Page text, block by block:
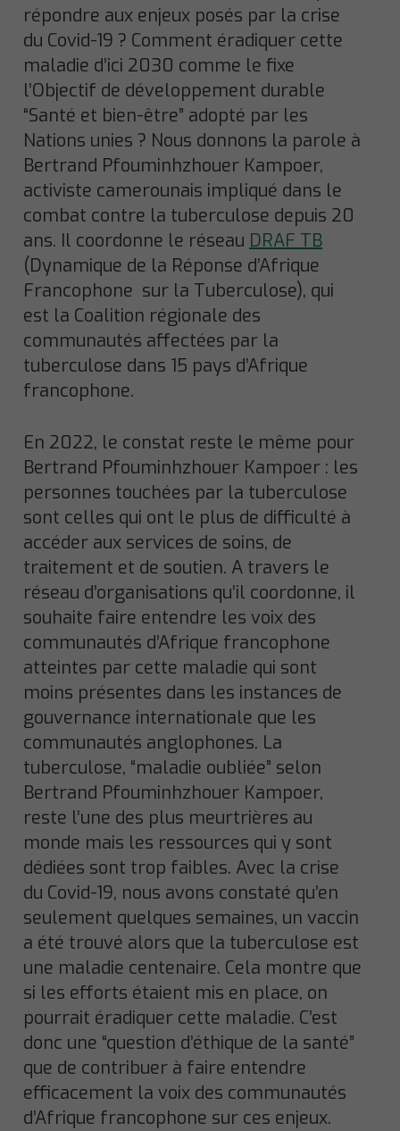
répondre aux enjeux posés par la crise
du Covid-19 ? Comment éradiquer cette
maladie d’ici 2030 comme le fixe
l’Objectif de développement durable
“Santé et bien-être” adopté par les
Nations unies ? Nous donnons la parole à
Bertrand Pfouminhzhouer Kampoer,
activiste camerounais impliqué dans le
combat contre la tuberculose depuis 20
ans. Il coordonne le réseau DRAF TB
(Dynamique de la Réponse d’Afrique
Francophone sur la Tuberculose), qui
est la Coalition régionale des
communautés affectées par la
tuberculose dans 15 pays d’Afrique
francophone.
En 2022, le constat reste le même pour
Bertrand Pfouminhzhouer Kampoer : les
personnes touchées par la tuberculose
sont celles qui ont le plus de difficulté à
accéder aux services de soins, de
traitement et de soutien. A travers le
réseau d’organisations qu’il coordonne, il
souhaite faire entendre les voix des
communautés d’Afrique francophone
atteintes par cette maladie qui sont
moins présentes dans les instances de
gouvernance internationale que les
communautés anglophones. La
tuberculose, “maladie oubliée” selon
Bertrand Pfouminhzhouer Kampoer,
reste l’une des plus meurtrières au
monde mais les ressources qui y sont
dédiées sont trop faibles. Avec la crise
du Covid-19, nous avons constaté qu’en
seulement quelques semaines, un vaccin
a été trouvé alors que la tuberculose est
une maladie centenaire. Cela montre que
si les efforts étaient mis en place, on
pourrait éradiquer cette maladie. C’est
donc une “question d’éthique de la santé”
que de contribuer à faire entendre
efficacement la voix des communautés
d’Afrique francophone sur ces enjeux.